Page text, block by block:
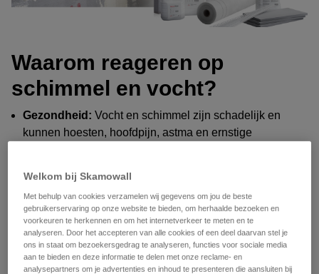
Waarom reageren op
schimmel en vocht?
Gezondheid: Vocht en schimmel zijn schadelijk en
kunnen hoesten, hoofdpijn, astma en ernstige
De waarde van uw huis:
beschadigen uw muren en uw huis. Vroegtijdig
handelen kan u grote reparatierekeningen besparen –
hoe langer u wacht, hoe meer het probleem zich
verspreidt.
Welkom bij Skamowall
Met behulp van cookies verzamelen wij gegevens om jou de beste
gebruikerservaring op onze website te bieden, om herhaalde bezoeken en
voorkeuren te herkennen en om het internetverkeer te meten en te
analyseren. Door het accepteren van alle cookies of een deel daarvan stel je
ons in staat om bezoekersgedrag te analyseren, functies voor sociale media
aan te bieden en deze informatie te delen met onze reclame- en
analysepartners om je advertenties en inhoud te presenteren die aansluiten bij